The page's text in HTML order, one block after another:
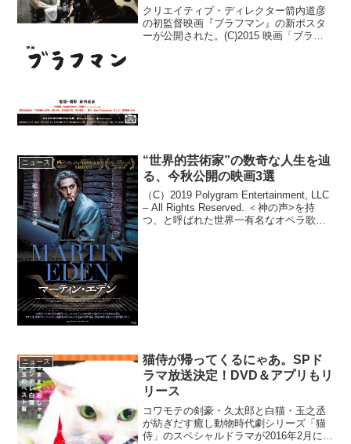
クリエイティブ・ディレクター箭内道彦
の初監督映画『ブラフマン』の新ポスタ
ーが公開された。(C)2015 映画「ブラフ
ニュース
“世界的芸術家”の数奇な人生を辿
る、今秋公開の映画3選
（C）2019 Polygram Entertainment, LLC
– All Rights Reserved. ＜神の声>を持
つ、と呼ばれた世界一有名なオペラ歌手
ニュース
猫侍が帰ってくるにゃあ。SPド
ラマ放送決定！DVD＆アプリもリ
リース
コワモテの剣豪・久太郎と白猫・玉之丞
が紡ぎだす癒し動物時代劇シリーズ「猫
侍」のスペシャルドラマが2016年2月に放